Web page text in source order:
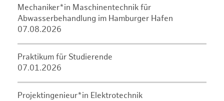
Mechaniker*in Maschinentechnik für
Abwasserbehandlung im Hamburger Hafen
07.08.2026
Praktikum für Studierende
07.01.2026
Projektingenieur*in Elektrotechnik